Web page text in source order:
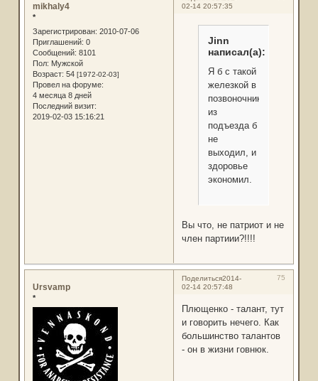
02-14 20:57:35
mikhaly4
*
Зарегистрирован: 2010-07-06
Приглашений: 0
Сообщений: 8101
Пол: Мужской
Возраст: 54 [1972-02-03]
Провел на форуме:
4 месяца 8 дней
Последний визит:
2019-02-03 15:16:21
Jinn
написал(а):
Я б с такой
железкой в
позвоночнике,
из
подъезда б
не
выходил, и
здоровье
экономил.
Вы что, не патриот и не
член партиии?!!!!
Поделиться 75
2014-
02-14 20:57:48
Ursvamp
*
Плющенко - талант, тут
и говорить нечего. Как
большинство талантов
- он в жизни говнюк.